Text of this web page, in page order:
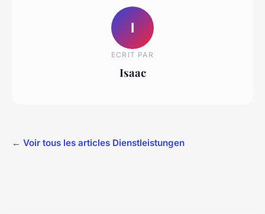
I
ECRIT PAR
Isaac
← Voir tous les articles Dienstleistungen